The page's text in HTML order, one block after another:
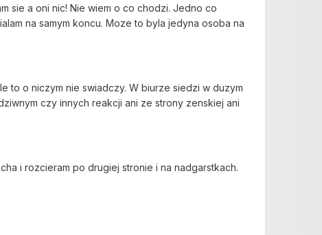
sie a oni nic! Nie wiem o co chodzi. Jedno co
na samym koncu. Moze to byla jedyna osoba na
to o niczym nie swiadczy. W biurze siedzi w duzym
czy innych reakcji ani ze strony zenskiej ani
i rozcieram po drugiej stronie i na nadgarstkach.